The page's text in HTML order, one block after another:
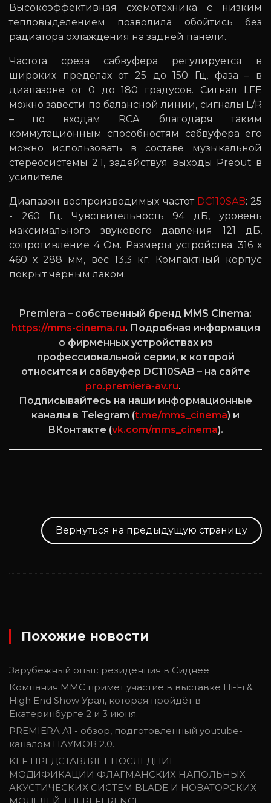
Высокоэффективная схемотехника с низким
тепловыделением позволила обойтись без
радиатора охлаждения на задней панели.
Частота среза сабвуфера регулируется в
широких пределах от 25 до 150 Гц, фаза – в
диапазоне от 0 до 180 градусов. Сигнал LFE
можно завести по балансной линии, сигналы L/R
– по входам RCA; благодаря таким
коммутационным способностям сабвуфера его
можно использовать в составе музыкальной
стереосистемы 2.1, задействуя выходы Preout в
усилителе.
Диапазон воспроизводимых частот DC110SAB: 25
- 260 Гц. Чувствительность 94 дБ, уровень
максимального звукового давления 121 дБ,
сопротивление 4 Ом. Размеры устройства: 316 х
460 х 288 мм, вес 13,3 кг. Компактный корпус
покрыт чёрным лаком.
Premiera – собственный бренд MMS Cinema:
https://mms-cinema.ru. Подробная информация
о фирменных устройствах из
профессиональной серии, к которой
относится и сабвуфер DC110SAB – на сайте
pro.premiera-av.ru.
Подписывайтесь на наши информационные
каналы в Telegram (t.me/mms_cinema) и
ВКонтакте (vk.com/mms_cinema).
Вернуться на предыдущую страницу
Похожие новости
Зарубежный опыт: резиденция в Сиднее
Компания ММС примет участие в выставке Hi-Fi &
High End Show Урал, которая пройдёт в
Екатеринбурге 2 и 3 июня.
PREMIERA A1 - обзор, подготовленный youtube-
каналом НАУМОВ 2.0.
KEF ПРЕДСТАВЛЯЕТ ПОСЛЕДНИЕ
МОДИФИКАЦИИ ФЛАГМАНСКИХ НАПОЛЬНЫХ
АКУСТИЧЕСКИХ СИСТЕМ BLADE И НОВАТОРСКИХ
МОДЕЛЕЙ THEREFERENCE